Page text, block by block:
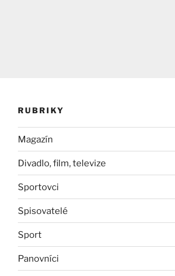
RUBRIKY
Magazín
Divadlo, film, televize
Sportovci
Spisovatelé
Sport
Panovníci